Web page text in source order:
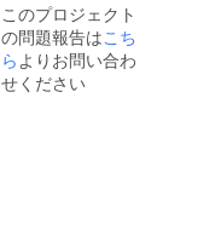
このプロジェクト
の問題報告はこち
らよりお問い合わ
せください